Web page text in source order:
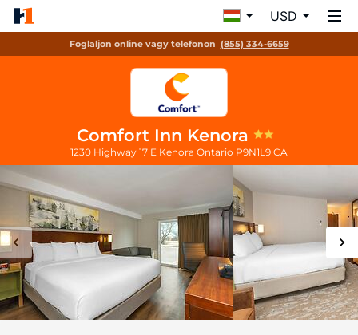
USD
Foglaljon online vagy telefonon (855) 334-6659
Comfort Inn Kenora
1230 Highway 17 E Kenora Ontario P9N1L9 CA